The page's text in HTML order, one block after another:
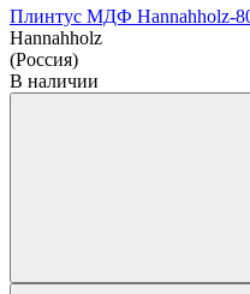
Плинтус МДФ Hannahholz-
Hannahholz
(Россия)
В наличии